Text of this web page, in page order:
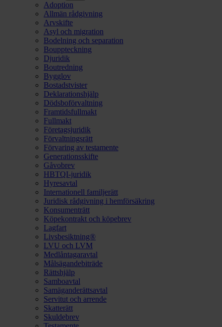
Adoption
Allmän rådgivning
Arvskifte
Asyl och migration
Bodelning och separation
Bouppteckning
Djuridik
Boutredning
Bygglov
Bostadstvister
Deklarationshjälp
Dödsboförvaltning
Framtidsfullmakt
Fullmakt
Företagsjuridik
Förvaltningsrätt
Förvaring av testamente
Generationsskifte
Gåvobrev
HBTQI-juridik
Hyresavtal
Internationell familjerätt
Juridisk rådgivning i hemförsäkring
Konsumenträtt
Köpekontrakt och köpebrev
Lagfart
Livsbesiktning®
LVU och LVM
Medlåntagaravtal
Målsägandebiträde
Rättshjälp
Samboavtal
Samäganderättsavtal
Servitut och arrende
Skatterätt
Skuldebrev